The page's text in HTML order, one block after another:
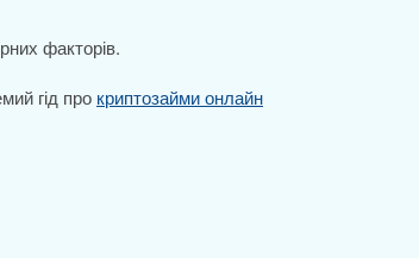
факторів.
гід про криптозайми онлайн